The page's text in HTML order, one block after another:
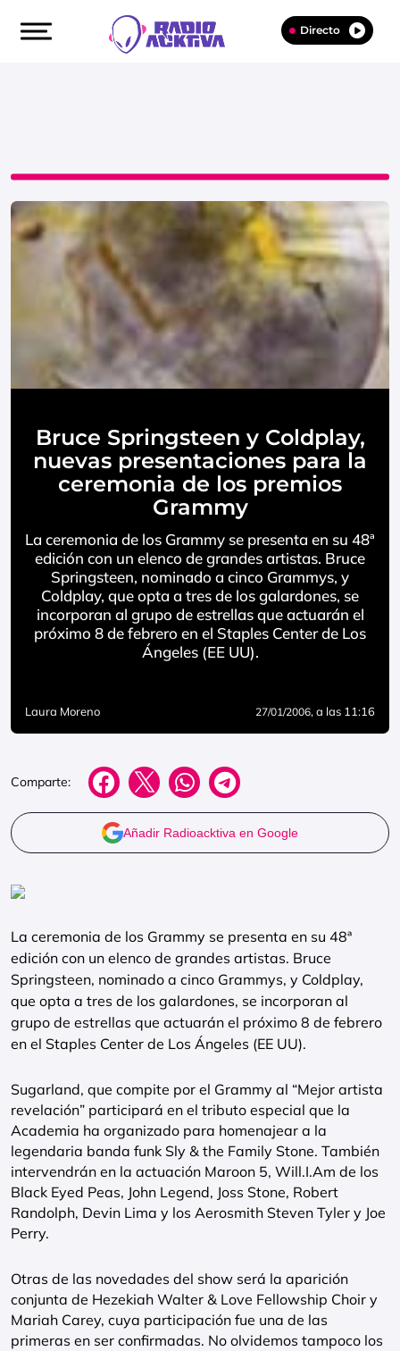
Directo
Bruce Springsteen y Coldplay,
nuevas presentaciones para la
ceremonia de los premios
Grammy
La ceremonia de los Grammy se presenta en su 48ª
edición con un elenco de grandes artistas. Bruce
Springsteen, nominado a cinco Grammys, y
Coldplay, que opta a tres de los galardones, se
incorporan al grupo de estrellas que actuarán el
próximo 8 de febrero en el Staples Center de Los
Ángeles (EE UU).
Laura Moreno 27/01/2006, a las 11:16
Comparte:
Añadir Radioacktiva en Google
La ceremonia de los Grammy se presenta en su 48ª
edición con un elenco de grandes artistas. Bruce
Springsteen, nominado a cinco Grammys, y Coldplay,
que opta a tres de los galardones, se incorporan al
grupo de estrellas que actuarán el próximo 8 de febrero
en el Staples Center de Los Ángeles (EE UU).
Sugarland, que compite por el Grammy al “Mejor artista
revelación” participará en el tributo especial que la
Academia ha organizado para homenajear a la
legendaria banda funk Sly & the Family Stone. También
intervendrán en la actuación Maroon 5, Will.I.Am de los
Black Eyed Peas, John Legend, Joss Stone, Robert
Randolph, Devin Lima y los Aerosmith Steven Tyler y Joe
Perry.
Otras de las novedades del show será la aparición
conjunta de Hezekiah Walter & Love Fellowship Choir y
Mariah Carey, cuya participación fue una de las
primeras en ser confirmadas. No olvidemos tampoco los